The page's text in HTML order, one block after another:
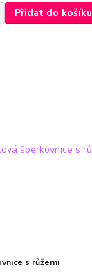
Přidat do košíku
s růžemi